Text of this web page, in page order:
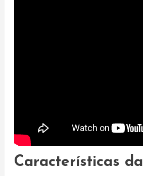
Características